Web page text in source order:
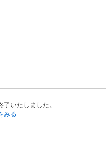
いたしました。
みる